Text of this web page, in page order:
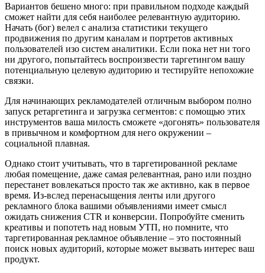
Вариантов бешено много: при правильном подходе каждый
сможет найти для себя наиболее релевантную аудиторию.
Начать (бог) велел с анализа статистики текущего
продвижения по другим каналам и портретов активных
пользователей изо систем аналитики. Если пока нет ни того
ни другого, попытайтесь воспроизвести таргетингом вашу
потенциальную целевую аудиторию и тестируйте непохожие
связки.
Для начинающих рекламодателей отличным выбором полно
запуск ретаргетинга и загрузка сегментов: с помощью этих
инструментов ваша милость сможете «догонять» пользователя
в привычном и комфортном для него окружении –
социальной плавная.
Однако стоит учитывать, что в таргетированной рекламе
любая помещение, даже самая релевантная, рано или поздно
перестанет вовлекаться просто так же активно, как в первое
время. Из-вслед перенасыщения ленты или другого
рекламного блока вашими объявлениями имеет смысл
ожидать снижения CTR и конверсии. Попробуйте сменить
креативы и попотеть над новым УТП, но помните, что
таргетированная рекламное объявление – это постоянный
поиск новых аудиторий, которые может вызвать интерес ваш
продукт.